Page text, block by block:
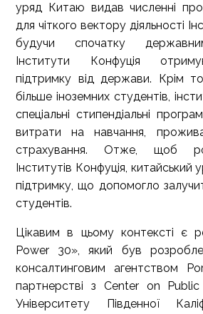
уряд Китаю видав численні
для чіткого вектору діяльності
будучи спочатку
Інститути Конфуція
підтримку від держави. Крім
більше іноземних студентів,
спеціальні стипендіальні
витрати на навчання,
страхування. Отже, щоб
Інститутів Конфуція,
підтримку, що допомогло
студентів.
Цікавим в цьому контексті є
Power 30», який був
консалтинговим агентством
партнерстві з Center on
Університету Південної